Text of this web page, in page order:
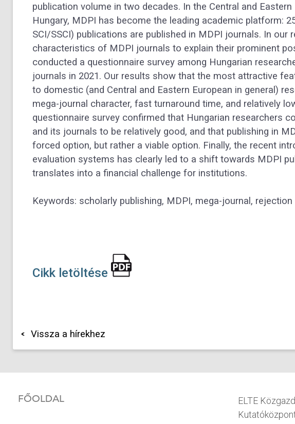
publication volume in two decades. In the Central and Eastern
Hungary, MDPI has become the leading academic platform:
SCI/SSCI) publications are published in MDPI journals. In our
characteristics of MDPI journals to explain their prominent
conducted a questionnaire survey among Hungarian
journals in 2021. Our results show that the most attractive
to domestic (and Central and Eastern European in general)
mega-journal character, fast turnaround time, and relatively
questionnaire survey confirmed that Hungarian researchers
and its journals to be relatively good, and that publishing in
forced option, but rather a viable option. Finally, the recent
evaluation systems has clearly led to a shift towards MDPI
translates into a financial challenge for institutions.
Keywords: scholarly publishing, MDPI, mega-journal,
Cikk letöltése
Vissza a hírekhez
FŐOLDAL
ELTE